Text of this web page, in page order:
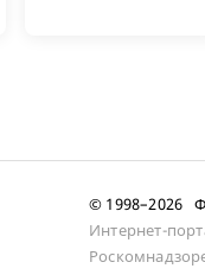
© 1998–2026
Интернет-